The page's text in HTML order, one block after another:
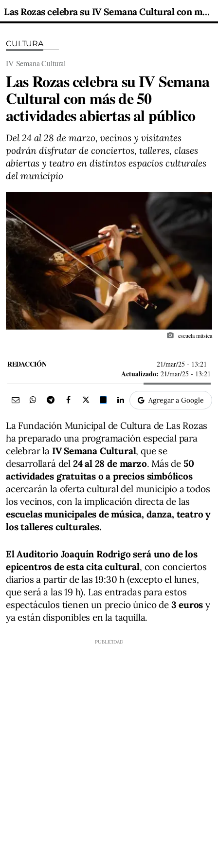
Las Rozas celebra su IV Semana Cultural con más de 50 actividades abiertas al público
CULTURA
IV Semana Cultural
Las Rozas celebra su IV Semana
Cultural con más de 50
actividades abiertas al público
Del 24 al 28 de marzo, vecinos y visitantes
podrán disfrutar de conciertos, talleres, clases
abiertas y teatro en distintos espacios culturales
del municipio
photo_camera escuela música
REDACCIÓN 21/mar/25 - 13:21
Actualizado: 21/mar/25 - 13:21
Agregar a Google
La Fundación Municipal de Cultura de Las Rozas
ha preparado una programación especial para
celebrar la IV Semana Cultural, que se
desarrollará del 24 al 28 de marzo. Más de 50
actividades gratuitas o a precios simbólicos
acercarán la oferta cultural del municipio a todos
los vecinos, con la implicación directa de las
escuelas municipales de música, danza, teatro y
los talleres culturales.
El Auditorio Joaquín Rodrigo será uno de los
epicentros de esta cita cultural, con conciertos
diarios a partir de las 19:30 h (excepto el lunes,
que será a las 19 h). Las entradas para estos
espectáculos tienen un precio único de 3 euros y
ya están disponibles en la taquilla.